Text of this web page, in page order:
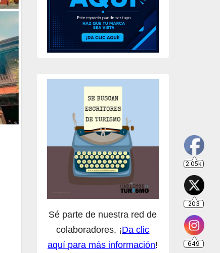
Sé parte de nuestra red de
colaboradores, ¡Da clic
aquí para más información!